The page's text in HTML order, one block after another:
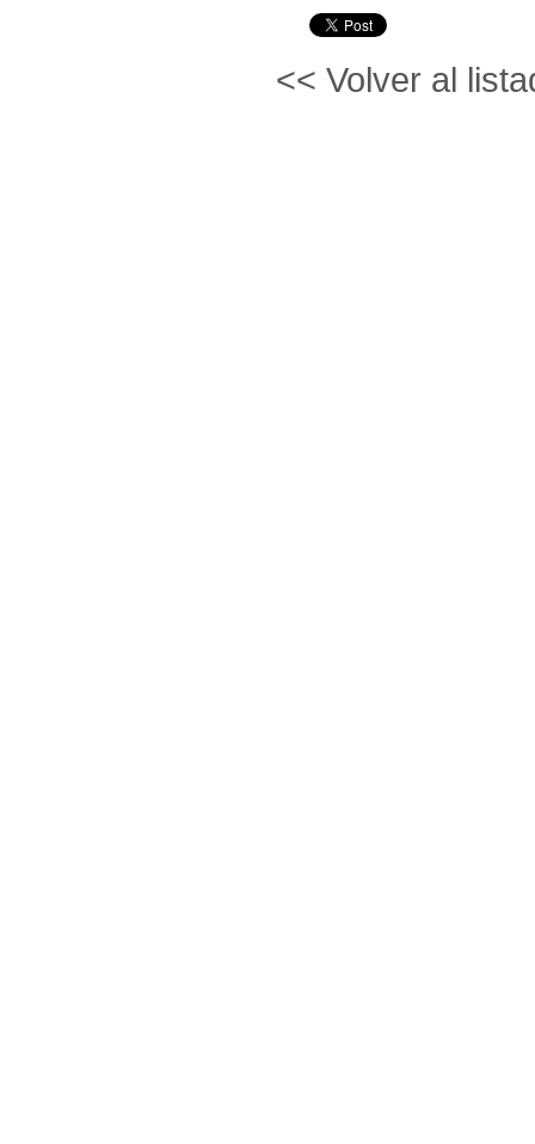
<< Volver al